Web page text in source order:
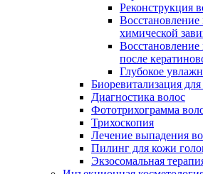
Реконструкция
Восстановление
химической
Восстановление
после
Глубокое
Биоревитализация
Диагностика волос
Фототрихограмма
Трихоскопия
Лечение выпадения
Пилинг для кожи
Экзосомальная